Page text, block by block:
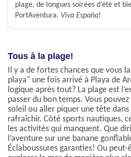
plage, de longues soirées d’été et
PortAventura. Viva España!
Tous à la plage!
Il y a de fortes chances que vous
playa" une fois arrivé à Playa de
logique après tout? La plage est
passer du bon temps. Vous
soleil ou aller piquer une tête
rafraîchir. Côté sports nautiques,
les activités qui manquent. Que
l’aventure sur une banane
Éclaboussures garanties! Ou